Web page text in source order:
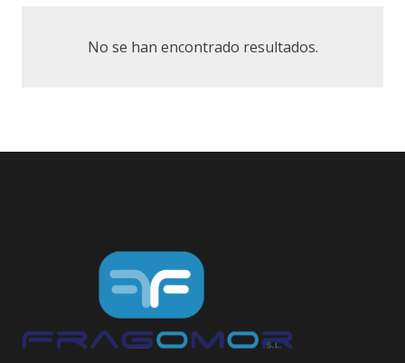
No se han encontrado resultados.